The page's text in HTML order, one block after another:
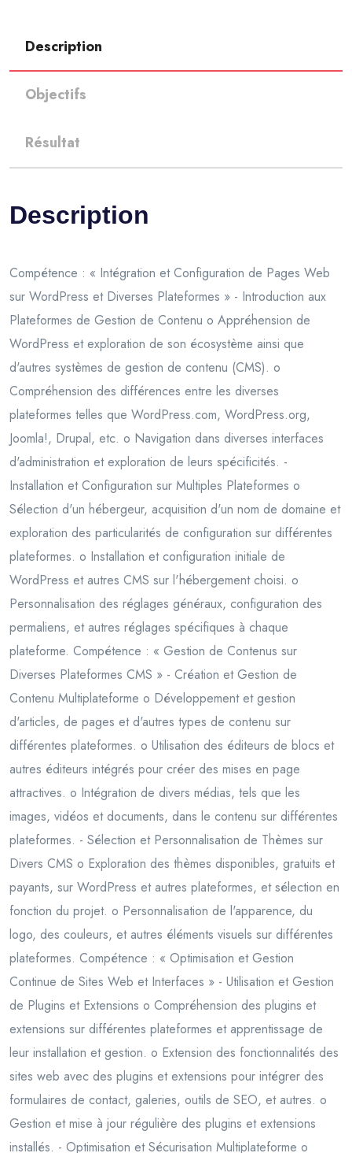
Description
Objectifs
Résultat
Description
Compétence : « Intégration et Configuration de Pages Web
sur WordPress et Diverses Plateformes » - Introduction aux
Plateformes de Gestion de Contenu o Appréhension de
WordPress et exploration de son écosystème ainsi que
d'autres systèmes de gestion de contenu (CMS). o
Compréhension des différences entre les diverses
plateformes telles que WordPress.com, WordPress.org,
Joomla!, Drupal, etc. o Navigation dans diverses interfaces
d'administration et exploration de leurs spécificités. -
Installation et Configuration sur Multiples Plateformes o
Sélection d'un hébergeur, acquisition d'un nom de domaine et
exploration des particularités de configuration sur différentes
plateformes. o Installation et configuration initiale de
WordPress et autres CMS sur l'hébergement choisi. o
Personnalisation des réglages généraux, configuration des
permaliens, et autres réglages spécifiques à chaque
plateforme. Compétence : « Gestion de Contenus sur
Diverses Plateformes CMS » - Création et Gestion de
Contenu Multiplateforme o Développement et gestion
d'articles, de pages et d'autres types de contenu sur
différentes plateformes. o Utilisation des éditeurs de blocs et
autres éditeurs intégrés pour créer des mises en page
attractives. o Intégration de divers médias, tels que les
images, vidéos et documents, dans le contenu sur différentes
plateformes. - Sélection et Personnalisation de Thèmes sur
Divers CMS o Exploration des thèmes disponibles, gratuits et
payants, sur WordPress et autres plateformes, et sélection en
fonction du projet. o Personnalisation de l'apparence, du
logo, des couleurs, et autres éléments visuels sur différentes
plateformes. Compétence : « Optimisation et Gestion
Continue de Sites Web et Interfaces » - Utilisation et Gestion
de Plugins et Extensions o Compréhension des plugins et
extensions sur différentes plateformes et apprentissage de
leur installation et gestion. o Extension des fonctionnalités des
sites web avec des plugins et extensions pour intégrer des
formulaires de contact, galeries, outils de SEO, et autres. o
Gestion et mise à jour régulière des plugins et extensions
installés. - Optimisation et Sécurisation Multiplateforme o